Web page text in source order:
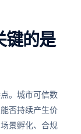
键的是
。城市可信数
否持续产生价
景孵化、合规